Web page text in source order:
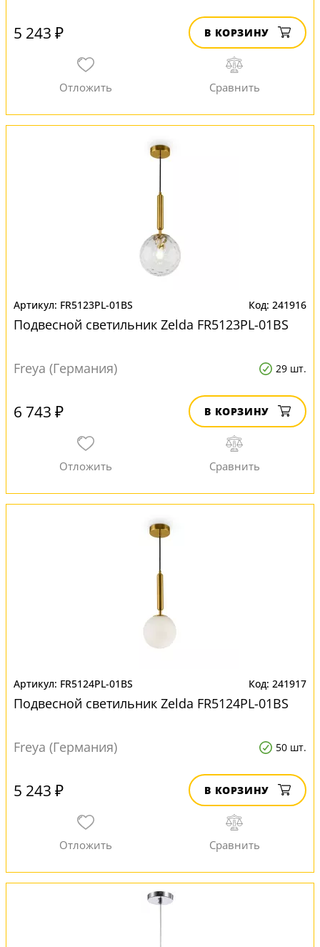
5 243 ₽ В КОРЗИНУ
FR5123PL-01BS 241916
Подвесной светильник Zelda FR5123PL-01BS
Freya (Германия) 29 шт.
6 743 ₽ В КОРЗИНУ
FR5124PL-01BS 241917
Подвесной светильник Zelda FR5124PL-01BS
Freya (Германия) 50 шт.
5 243 ₽ В КОРЗИНУ